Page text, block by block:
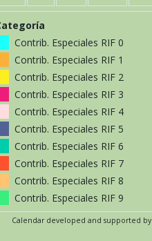
Contrib. Especiales RIF 0
Contrib. Especiales RIF 1
Contrib. Especiales RIF 2
Contrib. Especiales RIF 3
Contrib. Especiales RIF 4
Contrib. Especiales RIF 5
Contrib. Especiales RIF 6
Contrib. Especiales RIF 7
Contrib. Especiales RIF 8
Contrib. Especiales RIF 9
Calendar developed and supported by